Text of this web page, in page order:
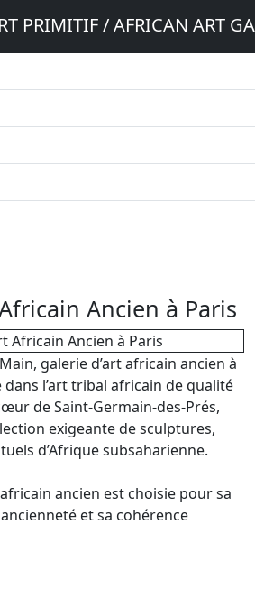
PRIMITIF / AFRICAN ART
Ancien à Paris
galerie d’art africain ancien à
dans l’art tribal africain de qualité
de Saint-Germain-des-Prés,
exigeante de sculptures,
d’Afrique subsaharienne.
ancien est choisie pour sa
et sa cohérence